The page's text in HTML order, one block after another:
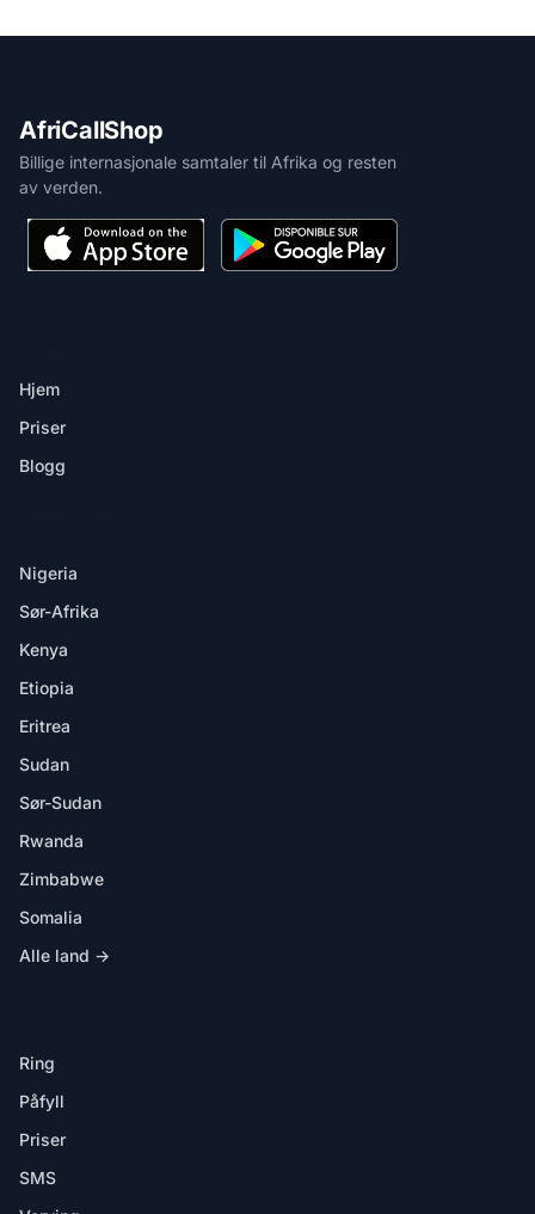
AfriCallShop
Billige internasjonale samtaler til Afrika og resten
av verden.
Hjem
Priser
Blogg
Nigeria
Sør-Afrika
Kenya
Etiopia
Eritrea
Sudan
Sør-Sudan
Rwanda
Zimbabwe
Somalia
Alle land →
Ring
Påfyll
Priser
SMS